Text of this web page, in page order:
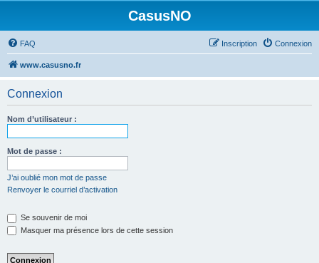
CasusNO
FAQ Connexion
Inscription
www.casusno.fr
Connexion
Nom d’utilisateur :
Mot de passe :
J’ai oublié mon mot de passe
Renvoyer le courriel d’activation
Se souvenir de moi
Masquer ma présence lors de cette session